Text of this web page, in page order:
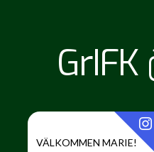
GrIFK
VÄLKOMMEN MARIE!